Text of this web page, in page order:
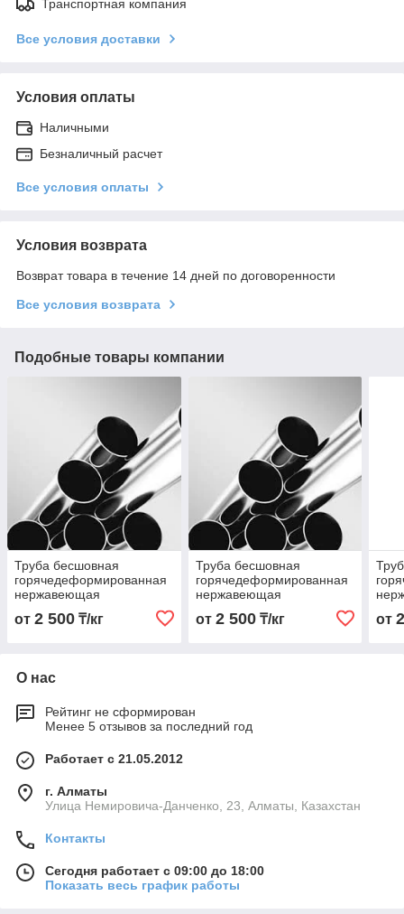
Транспортная компания
Все условия доставки
Условия оплаты
Наличными
Безналичный расчет
Все условия оплаты
Условия возврата
Возврат товара в течение 14 дней по договоренности
Все условия возврата
Подобные товары компании
Труба бесшовная
горячедеформированная
нержавеющая
45х3,0х6000 Марка AISI
316 Ti
от 2 500 ₸/кг
Труба бесшовная
горячедеформированная
нержавеющая
38х3,0х6000 Марка AISI
316 Ti
от 2 500₸/кг
316
от
О нас
Рейтинг не сформирован
Менее 5 отзывов за последний год
Работает с 21.05.2012
г. Алматы
Улица Немировича-Данченко, 23, Алматы, Казахстан
Контакты
Сегодня работает с 09:00 до 18:00
Показать весь график работы